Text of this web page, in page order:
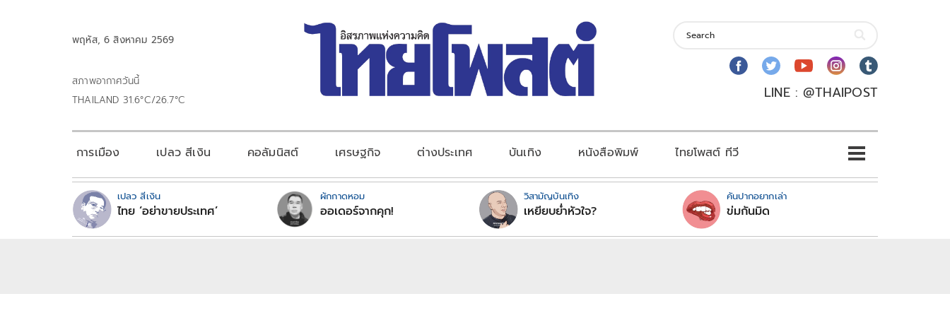
พฤหัส, 6 สิงหาคม 2569
สภาพอากาศวันนี้
THAILAND 31.6°C/26.7°C
LINE : @THAIPOST
การเมือง เปลว สีเงิน คอลัมนิสต์ เศรษฐกิจ ต่างประเทศ บันเทิง หนังสือพิมพ์ ไทยโพสต์ ทีวี
เปลว สีเงิน
ไทย ‘อย่าขายประเทศ’
ผักกาดหอม
ออเดอร์จากคุก!
วิสามัญบันเทิง
เหยียบย่ำหัวใจ?
คันปากอยากเล่า
ข่มกันมิด